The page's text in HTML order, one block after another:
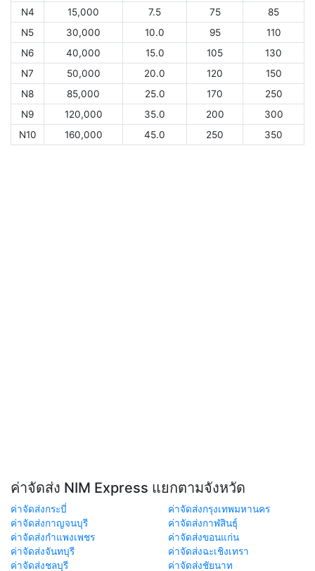
N4
15,000 7.5 75
85
N5
30,000 10.0 95
110
N6
40,000 15.0 105
130
N7
50,000 20.0 120
150
N8
85,000 25.0 170
250
N9
120,000 35.0 200
300
N10
160,000 45.0 250 350
ค่าจัดส่ง NIM Express แยกตามจังหวัด
ค่าจัดส่งกระบี่
ค่าจัดส่งกรุงเทพมหานคร
ค่าจัดส่งกาญจนบุรี
ค่าจัดส่งกาฬสินธุ์
ค่าจัดส่งกำแพงเพชร
ค่าจัดส่งขอนแก่น
ค่าจัดส่งจันทบุรี
ค่าจัดส่งฉะเชิงเทรา
ค่าจัดส่งชลบุรี
ค่าจัดส่งชัยนาท